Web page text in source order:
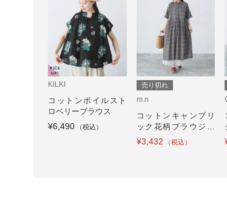
KILKI
コットンボイルスト
ロベリーブラウス
¥6,490
売り切れ
m.n
コットンキャンブリ
ック花柄ブラウジン
グワンピース
¥3,432